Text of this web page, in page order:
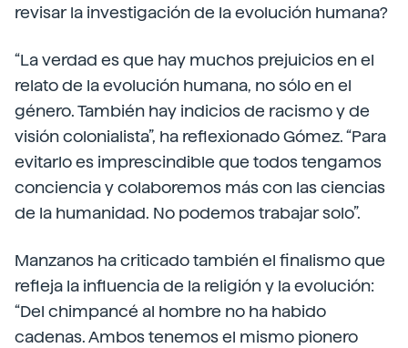
revisar la investigación de la evolución humana?
“La verdad es que hay muchos prejuicios en el
relato de la evolución humana, no sólo en el
género. También hay indicios de racismo y de
visión colonialista”, ha reflexionado Gómez. “Para
evitarlo es imprescindible que todos tengamos
conciencia y colaboremos más con las ciencias
de la humanidad. No podemos trabajar solo”.
Manzanos ha criticado también el finalismo que
refleja la influencia de la religión y la evolución:
“Del chimpancé al hombre no ha habido
cadenas. Ambos tenemos el mismo pionero